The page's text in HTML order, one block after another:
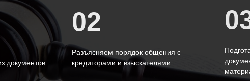
документов
02
Разъясняем порядок общения с
кредиторами и взыскателями